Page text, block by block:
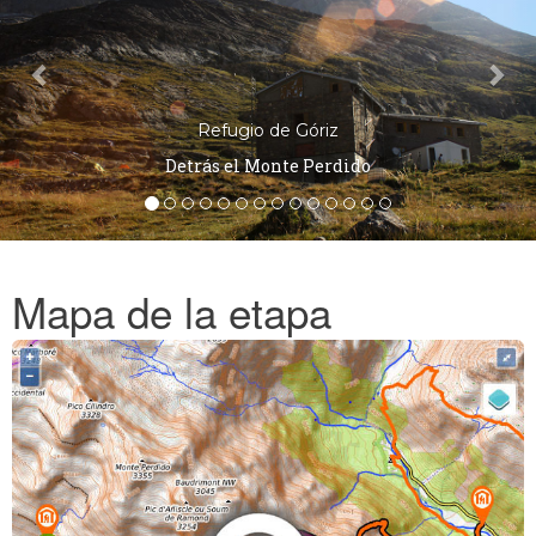
Refugio de Góriz
Detrás el Monte Perdido
Mapa de la etapa